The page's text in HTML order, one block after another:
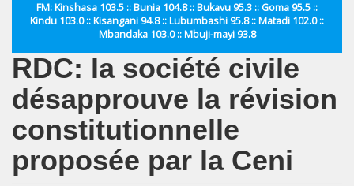
FM: Kinshasa 103.5 :: Bunia 104.8 :: Bukavu 95.3 :: Goma 95.5 ::
Kindu 103.0 :: Kisangani 94.8 :: Lubumbashi 95.8 :: Matadi 102.0 ::
Mbandaka 103.0 :: Mbuji-mayi 93.8
RDC: la société civile
désapprouve la révision
constitutionnelle
proposée par la Ceni